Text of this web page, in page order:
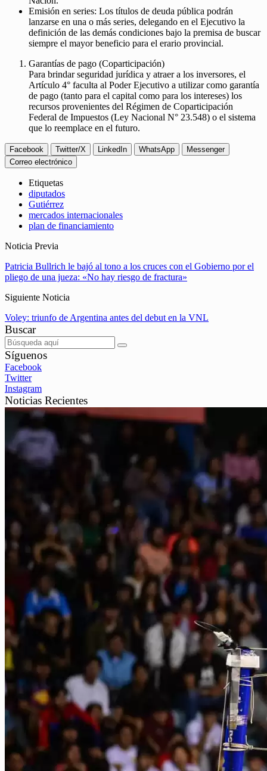
Emisión en series: Los títulos de deuda pública podrán
lanzarse en una o más series, delegando en el Ejecutivo la
definición de las demás condiciones bajo la premisa de buscar
siempre el mayor beneficio para el erario provincial.
Garantías de pago (Coparticipación)
Para brindar seguridad jurídica y atraer a los inversores, el
Artículo 4° faculta al Poder Ejecutivo a utilizar como garantía
de pago (tanto para el capital como para los intereses) los
recursos provenientes del Régimen de Coparticipación
Federal de Impuestos (Ley Nacional N° 23.548) o el sistema
que lo reemplace en el futuro.
Facebook Twitter/X LinkedIn WhatsApp
Messenger
Correo electrónico
Etiquetas
diputados
Gutiérrez
mercados internacionales
plan de financiamiento
Noticia Previa
Patricia Bullrich le bajó al tono a los cruces con el Gobierno por el
pliego de una jueza: «No hay riesgo de fractura»
Siguiente Noticia
Voley: triunfo de Argentina antes del debut en la VNL
Buscar
Síguenos
Facebook
Twitter
Instagram
Noticias Recientes